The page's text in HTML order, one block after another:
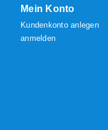
Mein Konto
Kundenkonto anlegen
anmelden